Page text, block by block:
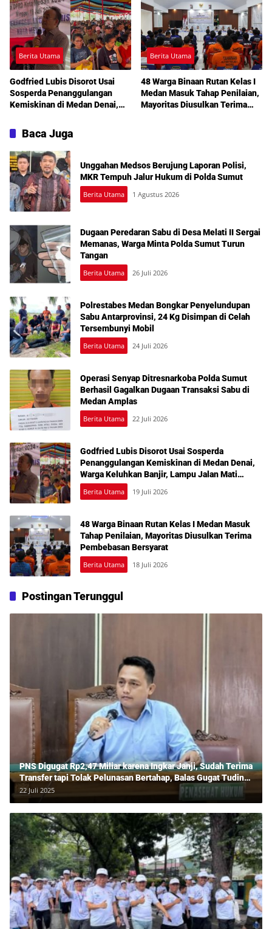
Berita Utama
Godfried Lubis Disorot Usai
Sosperda Penanggulangan
Kemiskinan di Medan Denai,
Jalan Mati hingga Sulit Akses
Bantuan
Berita Utama
48 Warga Binaan Rutan Kelas I
Medan Masuk Tahap Penilaian,
Mayoritas Diusulkan Terima
Baca Juga
Unggahan Medsos Berujung Laporan Polisi,
MKR Tempuh Jalur Hukum di Polda Sumut
Berita Utama 1 Agustus 2026
Dugaan Peredaran Sabu di Desa Melati II Sergai
Memanas, Warga Minta Polda Sumut Turun
Tangan
Berita Utama 26 Juli 2026
Polrestabes Medan Bongkar Penyelundupan
Sabu Antarprovinsi, 24 Kg Disimpan di Celah
Tersembunyi Mobil
Berita Utama 24 Juli 2026
Operasi Senyap Ditresnarkoba Polda Sumut
Berhasil Gagalkan Dugaan Transaksi Sabu di
Medan Amplas
Berita Utama 22 Juli 2026
Godfried Lubis Disorot Usai Sosperda
Penanggulangan Kemiskinan di Medan Denai,
Warga Keluhkan Banjir, Lampu Jalan Mati
hingga Sulit Akses Bantuan
Berita Utama 19 Juli 2026
48 Warga Binaan Rutan Kelas I Medan Masuk
Tahap Penilaian, Mayoritas Diusulkan Terima
Pembebasan Bersyarat
Berita Utama 18 Juli 2026
Postingan Terunggul
PNS Digugat Rp2,47 Miliar karena Ingkar Janji, Sudah Terima
Transfer tapi Tolak Pelunasan Bertahap, Balas Gugat Tuding
Lawan Tipu Rp850 Juta
22 Juli 2025